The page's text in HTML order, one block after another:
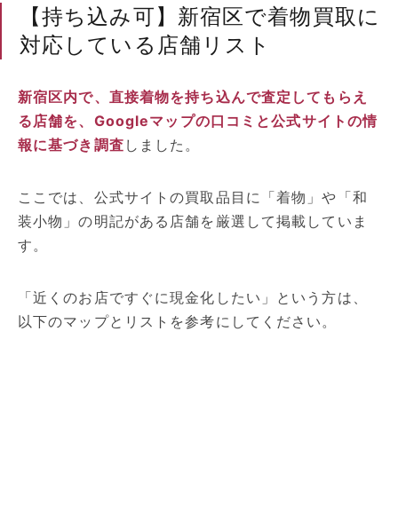
【持ち込み可】新宿区で着物買取に
対応している店舗リスト
新宿区内で、直接着物を持ち込んで査定してもらえ
る店舗を、Googleマップの口コミと公式サイトの情
報に基づき調査 しました。
ここでは、公式サイトの買取品目に「着物」や「和
装小物」の明記がある店舗を厳選して掲載していま
す。
「近くのお店ですぐに現金化したい」という方は、
以下のマップとリストを参考にしてください。